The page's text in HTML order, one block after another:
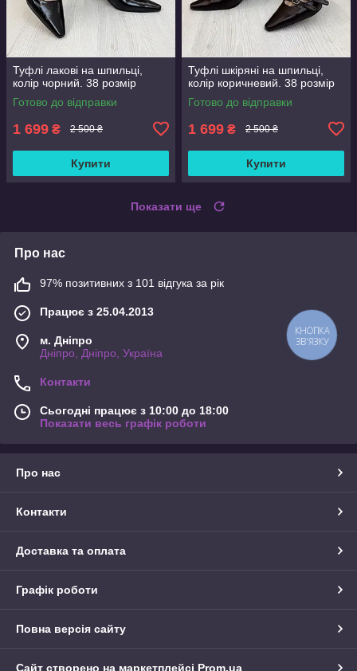
Туфлі лакові на шпильці,
колір чорний. 38 розмір
Готово до відправки
1 699 ₴ 2 500 ₴
Купити
Туфлі шкіряні на шпильці,
колір коричневий. 38 розмір
Готово до відправки
1 699 ₴ 2 500 ₴
Купити
Показати ще
Про нас
97% позитивних з 101 відгука за рік
Працює з 25.04.2013
м. Дніпро
Дніпро, Дніпро, Україна
Контакти
Сьогодні працює з 10:00 до 18:00
Показати весь графік роботи
Про нас
Контакти
Доставка та оплата
Графік роботи
Повна версія сайту
Сайт створено на маркетплейсі Prom.ua
КНОПКА
ЗВ'ЯЗКУ